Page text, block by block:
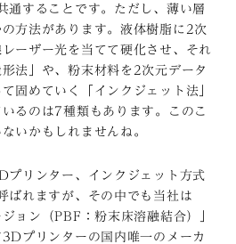
通することです。ただし、薄い層
方法があります。液体樹脂に2次
ーザー光を当てて硬化させ、それ
法」や、粉末材料を2次元データ
固めていく「インクジェット法」
るのは7種類もあります。このこ
いかもしれませんね。
プリンター、インクジェット方式
ばれますが、その中でも当社は
ョン（PBF：粉末床溶融結合）」
プリンターの国内唯一のメーカ